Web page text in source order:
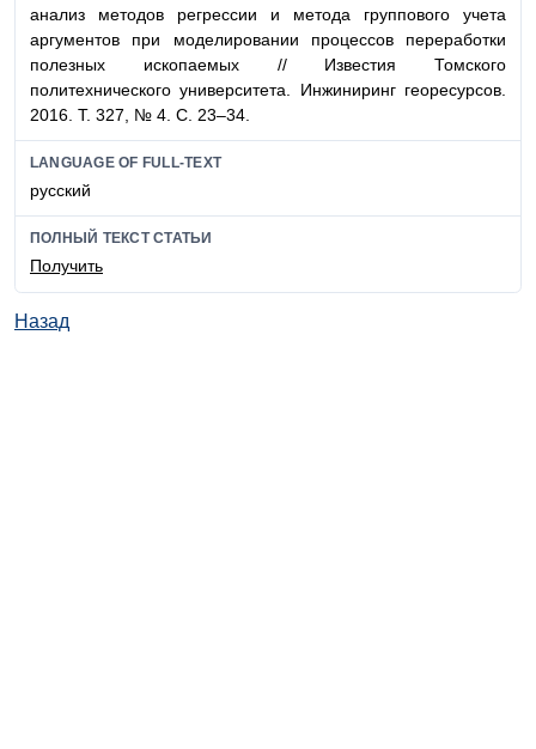
анализ методов регрессии и метода группового учета
аргументов при моделировании процессов переработки
полезных ископаемых // Известия Томского
политехнического университета. Инжиниринг георесурсов.
2016. Т. 327, № 4. С. 23–34.
LANGUAGE OF FULL-TEXT
русский
ПОЛНЫЙ ТЕКСТ СТАТЬИ
Получить
Назад